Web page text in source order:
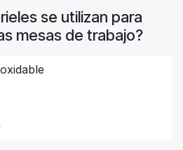
se utilizan para
mesas de trabajo?